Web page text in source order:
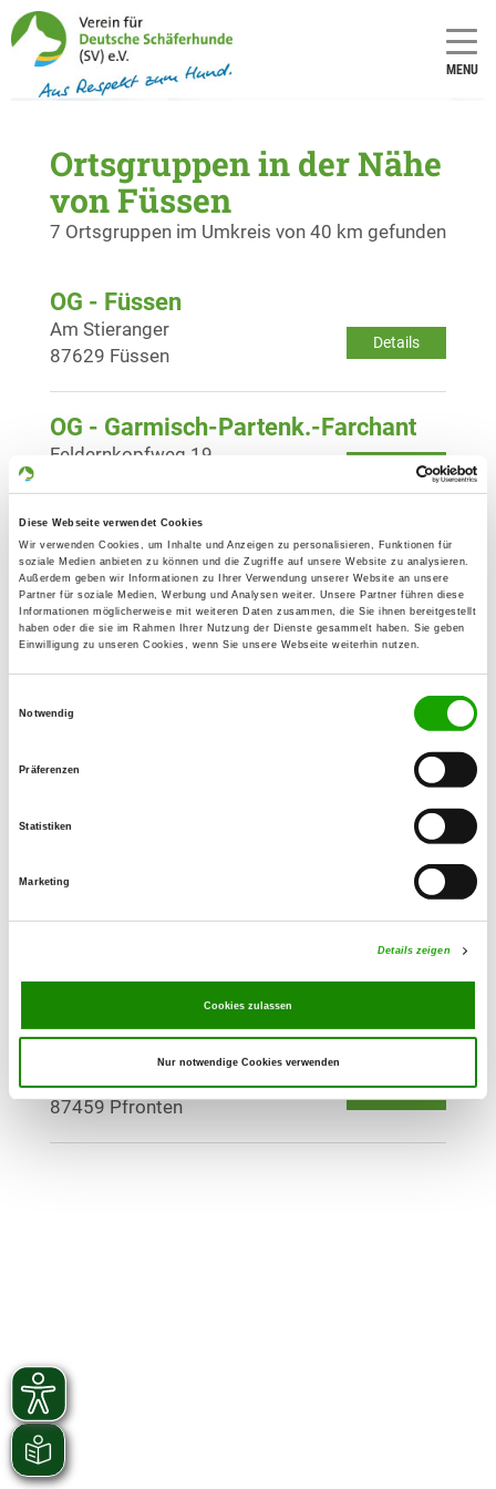
Diese Webseite verwendet Cookies
Wir verwenden Cookies, um Inhalte und Anzeigen zu personalisieren, Funktionen für
soziale Medien anbieten zu können und die Zugriffe auf unsere Website zu analysieren.
Außerdem geben wir Informationen zu Ihrer Verwendung unserer Website an unsere
Partner für soziale Medien, Werbung und Analysen weiter. Unsere Partner führen diese
Informationen möglicherweise mit weiteren Daten zusammen, die Sie ihnen bereitgestellt
haben oder die sie im Rahmen Ihrer Nutzung der Dienste gesammelt haben. Sie geben
Einwilligung zu unseren Cookies, wenn Sie unsere Webseite weiterhin nutzen.
Notwendig
Präferenzen
Statistiken
Marketing
Details zeigen
Cookies zulassen
Nur notwendige Cookies verwenden
MENU
Ortsgruppen in der Nähe
von Füssen
7 Ortsgruppen im Umkreis von 40 km gefunden
OG - Füssen
Details
Am Stieranger
87629 Füssen
OG - Garmisch-Partenk.-Farchant
Details
Feldernkopfweg 19
OG - Kaufbeuren u. Umgeb. e.V.
Details
Eichwald 15
87600 Kaufbeuren
OG - Kempten
Details
Daimlerstr. 21
Details
Wolfis 13
OG - Peiting e.V.
86971 Peiting
OG - Pfronten/Allgäu
Details
Zirmenweg
87459 Pfronten